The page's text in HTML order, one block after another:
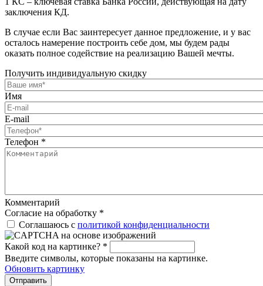
заключения КД.
В случае если Вас заинтересует данное предложение, и у вас
осталось намерение построить себе дом, мы будем рады
оказать полное содействие на реализацию Вашей мечты.
Получить индивидуальную скидку
Имя
E-mail
Телефон *
Комментарий
Согласие на обработку *
Соглашаюсь с политикой конфиденциальности
Какой код на картинке? *
Введите символы, которые показаны на картинке.
Обновить картинку
Отправить